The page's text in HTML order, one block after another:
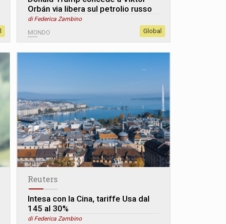
Orbán via libera sul petrolio russo
di Federica Zambino
MONDO Global
Reuters
Intesa con la Cina, tariffe Usa dal
145 al 30%
di Federica Zambino